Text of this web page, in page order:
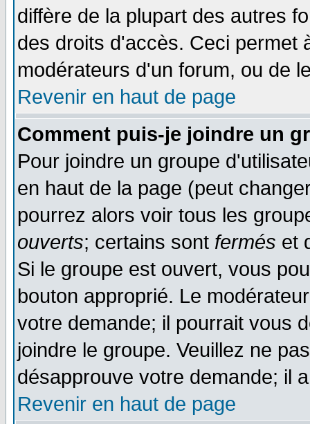
diffère de la plupart des autres
des droits d'accès. Ceci permet
modérateurs d'un forum, ou de
Revenir en haut de page
Comment puis-je joindre un
Pour joindre un groupe
en haut de la page (peut
pourrez alors voir tous les
ouverts; certains sont fermés et
Si le groupe est ouvert, vous
bouton approprié. Le
votre demande; il pourrait vous
joindre le groupe. Veuillez ne
désapprouve votre demande; il
Revenir en haut de page